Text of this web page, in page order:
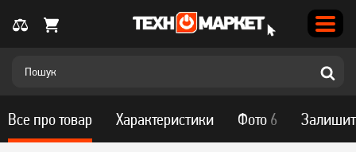
Все про товар Характеристики Фото 6